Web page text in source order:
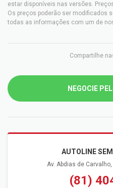
estar disponíveis nas versões.
Os preços poderão ser modificados
todas as informações com um de
Compartilhe
NEGOCIE
AUTOLINE
Av. Abdias de
(81)